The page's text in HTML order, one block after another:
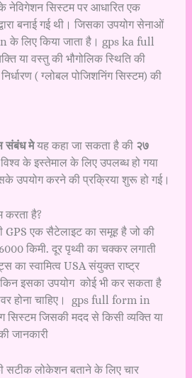
नेविगेशन सिस्टम पर आधारित एक
बनाई गई थी। जिसका उपयोग सेनाओं
के लिए किया जाता है। gps ka full
या वस्तु की भौगोलिक स्थिति की
( ग्लोबल पोजिशनिंग सिस्टम) की
संबंध मेयह कहा जा सकता है की २७
के इस्तेमाल के लिए उपलब्ध हो गया
उपयोग करने की प्रक्रिया शुरू हो गई।
करता है?
एक सैटेलाइट का समूह है जो की
किमी. दूर पृथ्वी का चक्कर लगाती
का स्वामित्व USA संयुक्त राष्ट्र
इसका उपयोग कोई भी कर सकता है
होना चाहिए। gps full form in
सिस्टम जिसकी मदद से किसी व्यक्ति या
जानकारी
सटीक लोकेशन बताने के लिए चार